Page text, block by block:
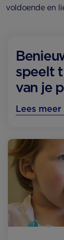
voldoende en
speelt
van je
Lees meer